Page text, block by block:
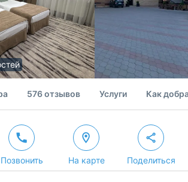
576 отзывов Услуги Как
Позвонить На карте Поделиться